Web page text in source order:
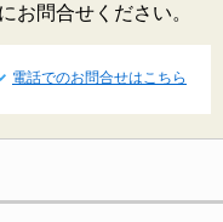
お問合せください。
電話でのお問合せはこちら